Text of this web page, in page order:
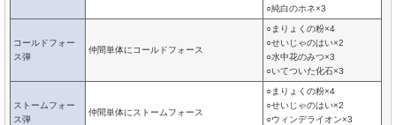
○純白のホネ×3
コールドフォー
ス弾
仲間単体にコールドフォース
○まりょくの粉×4
○せいじゃのはい×2
○水中花のみつ×3
○いてついた化石×3
ストームフォー
ス弾
仲間単体にストームフォース
○まりょくの粉×4
○せいじゃのはい×2
○ウィンデライオン×3